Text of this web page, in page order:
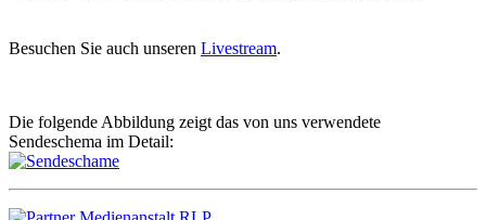
Besuchen Sie auch unseren Livestream.
Die folgende Abbildung zeigt das von uns verwendete
Sendeschema im Detail: